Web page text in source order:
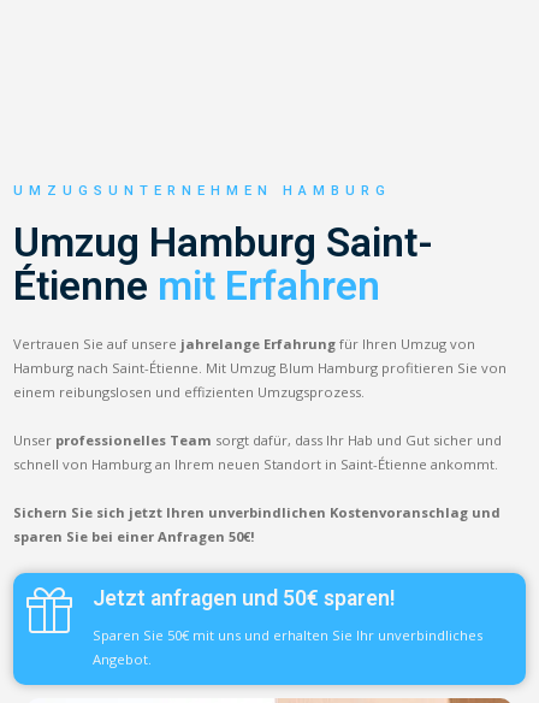
UMZUGSUNTERNEHMEN HAMBURG
Umzug Hamburg Saint-
Étienne mit Erfahren
Vertrauen Sie auf unsere jahrelange Erfahrung für Ihren Umzug von
Hamburg nach Saint-Étienne. Mit Umzug Blum Hamburg profitieren Sie von
einem reibungslosen und effizienten Umzugsprozess.
Unser professionelles Team sorgt dafür, dass Ihr Hab und Gut sicher und
schnell von Hamburg an Ihrem neuen Standort in Saint-Étienne ankommt.
Sichern Sie sich jetzt Ihren unverbindlichen Kostenvoranschlag und
sparen Sie bei einer Anfragen 50€!
Jetzt anfragen und 50€ sparen!
Sparen Sie 50€ mit uns und erhalten Sie Ihr unverbindliches
Angebot.